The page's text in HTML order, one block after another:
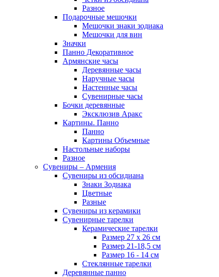
Разное
Подарочные мешочки
Мешочки знаки зодиака
Мешочки для вин
Значки
Панно Декоративное
Армянские часы
Деревянные часы
Наручные часы
Настенные часы
Сувенирные часы
Бочки деревянные
Эксклюзив Аракс
Картины. Панно
Панно
Картины Объемные
Настольные наборы
Разное
Сувениры – Армения
Сувениры из обсидиана
Знаки Зодиака
Цветные
Разные
Сувениры из керамики
Сувенирные тарелки
Керамические тарелки
Размер 27 х 26 см
Размер 21-18,5 см
Размер 16 - 14 см
Стеклянные тарелки
Деревянные панно